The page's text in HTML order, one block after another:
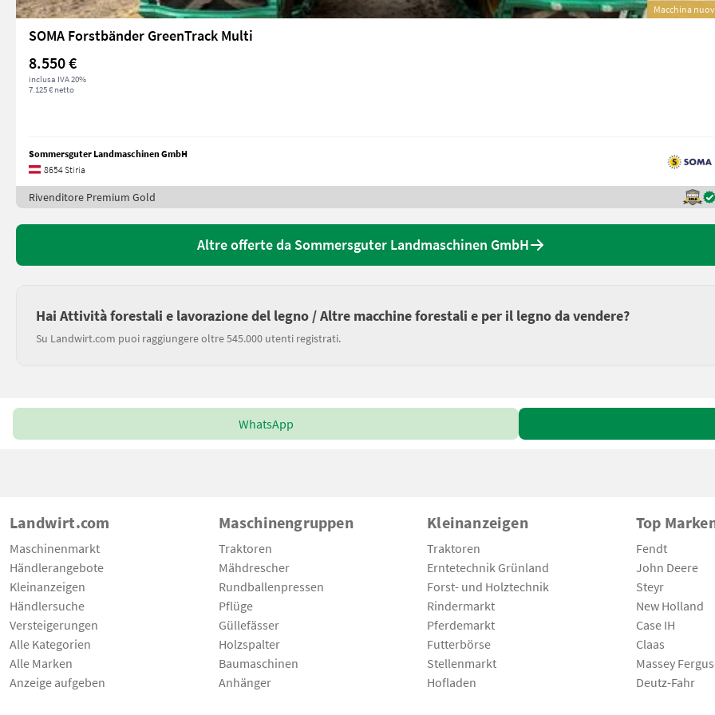
Macchina
SOMA Forstbänder GreenTrack Multi
8.550 €
inclusa IVA 20%
7.125 € netto
Sommersguter Landmaschinen GmbH
8654 Stiria
Rivenditore Premium Gold
Altre offerte da Sommersguter Landmaschinen GmbH
Hai Attività forestali e lavorazione del legno / Altre macchine forestali e per il legno da vendere?
Su Landwirt.com puoi raggiungere oltre 545.000 utenti registrati.
WhatsApp
Landwirt.com
Maschinenmarkt
Händlerangebote
Kleinanzeigen
Händlersuche
Versteigerungen
Alle Kategorien
Alle Marken
Anzeige aufgeben
Maschinengruppen
Traktoren
Mähdrescher
Rundballenpressen
Pflüge
Güllefässer
Holzspalter
Baumaschinen
Anhänger
Kleinanzeigen
Traktoren
Erntetechnik Grünland
Forst- und Holztechnik
Rindermarkt
Pferdemarkt
Futterbörse
Stellenmarkt
Hofladen
Top
Fendt
John Deere
Steyr
New Holland
Case IH
Claas
Massey
Deutz-Fahr